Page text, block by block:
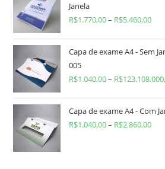
Janela
R$1.770,00– R$5.460,00
Capa de exame A4 - Sem
005
R$1.040,00– R$
Capa de exame A4 - Com
R$1.040,00– R$2.860,00